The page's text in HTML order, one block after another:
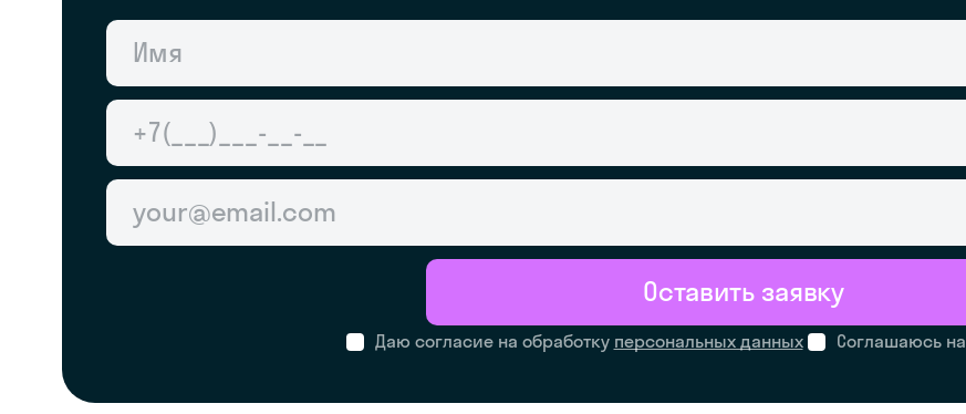
Даю согласие на обработку персональных данных Соглашаюсь на
Оставить заявку